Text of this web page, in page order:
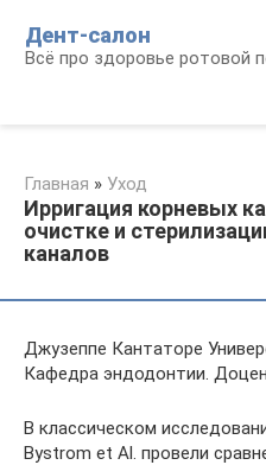
контенту
Дент-салон
Всё про здоровье ротовой
Главная » Уход
Ирригация корневых
очистке и
каналов
Джузеппе Кантаторе
Кафедра эндодонтии.
В классическом
Bystrom et Al. провели